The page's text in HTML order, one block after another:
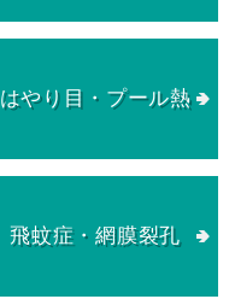
はやり目・プール熱
飛蚊症・網膜裂孔